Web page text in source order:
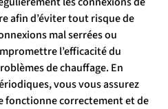
afin d’éviter tout risque de
mal serrées ou
l’efficacité du
de chauffage. En
vous vous assurez
fonctionne correctement et de